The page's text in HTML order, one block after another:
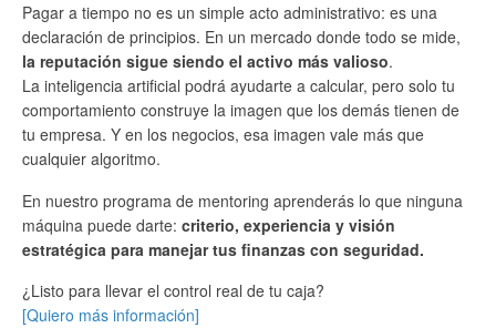
Pagar a tiempo no es un simple acto administrativo: es una
declaración de principios. En un mercado donde todo se mide,
la reputación sigue siendo el activo más valioso.
La inteligencia artificial podrá ayudarte a calcular, pero solo tu
comportamiento construye la imagen que los demás tienen de
tu empresa. Y en los negocios, esa imagen vale más que
cualquier algoritmo.
En nuestro programa de mentoring aprenderás lo que ninguna
máquina puede darte: criterio, experiencia y visión
estratégica para manejar tus finanzas con seguridad.
¿Listo para llevar el control real de tu caja?
[Quiero más información]